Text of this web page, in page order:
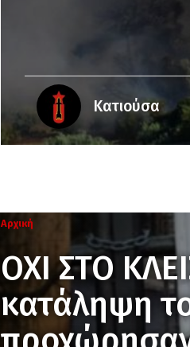
Κατιούσα
Αρχική
ΟΧΙ ΣΤΟ
κατάληψη